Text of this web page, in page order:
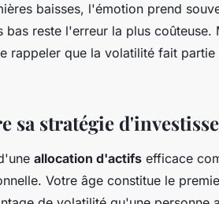
baisses, l'émotion prend
bas reste l'erreur la plus
rappeler que la volatilité fait
sa stratégie
allocation d'actifs efficace
Votre âge constitue le